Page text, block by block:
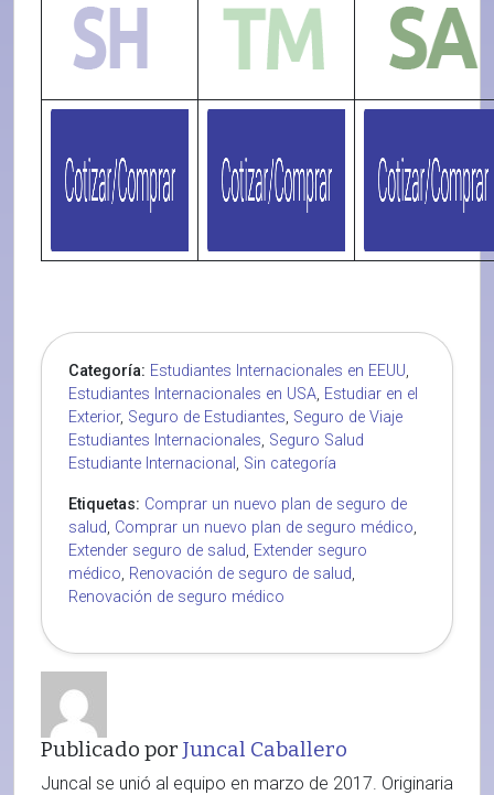
Categoría: Estudiantes Internacionales en EEUU,
Estudiantes Internacionales en USA, Estudiar en el
Exterior, Seguro de Estudiantes, Seguro de Viaje
Estudiantes Internacionales, Seguro Salud
Estudiante Internacional , Sin categoría
Etiquetas: Comprar un nuevo plan de seguro de
salud, Comprar un nuevo plan de seguro médico,
Extender seguro de salud, Extender seguro
médico, Renovación de seguro de salud,
Renovación de seguro médico
Publicado por Juncal Caballero
Juncal se unió al equipo en marzo de 2017. Originaria